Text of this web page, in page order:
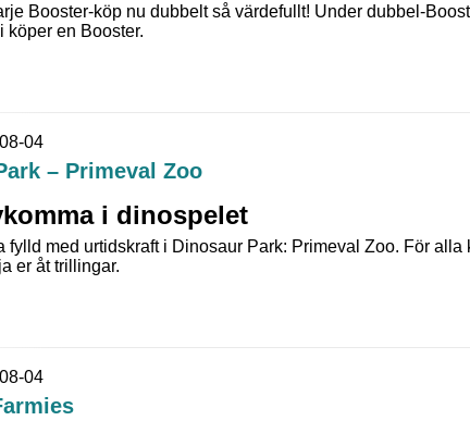
Booster-köp nu dubbelt så värdefullt! Under dubbel-
köper en Booster.
04
– Primeval Zoo
i dinospelet
fylld med urtidskraft i Dinosaur Park: Primeval Zoo. För
er åt trillingar.
04